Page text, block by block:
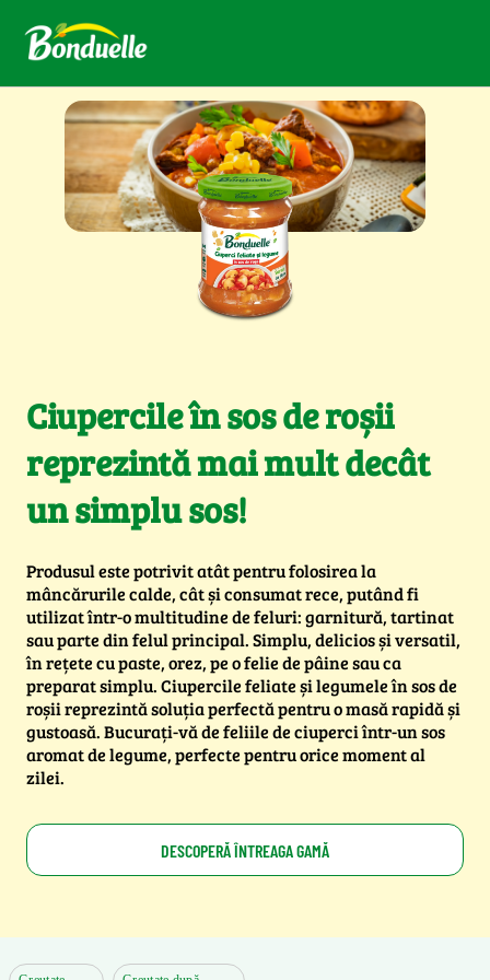
Ciupercile în sos de roșii
reprezintă mai mult decât
un simplu sos!
Produsul este potrivit atât pentru folosirea la
mâncărurile calde, cât și consumat rece, putând fi
utilizat într-o multitudine de feluri: garnitură, tartinat
sau parte din felul principal. Simplu, delicios și versatil,
în rețete cu paste, orez, pe o felie de pâine sau ca
preparat simplu. Ciupercile feliate și legumele în sos de
roșii reprezintă soluția perfectă pentru o masă rapidă și
gustoasă. Bucurați-vă de feliile de ciuperci într-un sos
aromat de legume, perfecte pentru orice moment al
zilei.
DESCOPERĂ ÎNTREAGA GAMĂ